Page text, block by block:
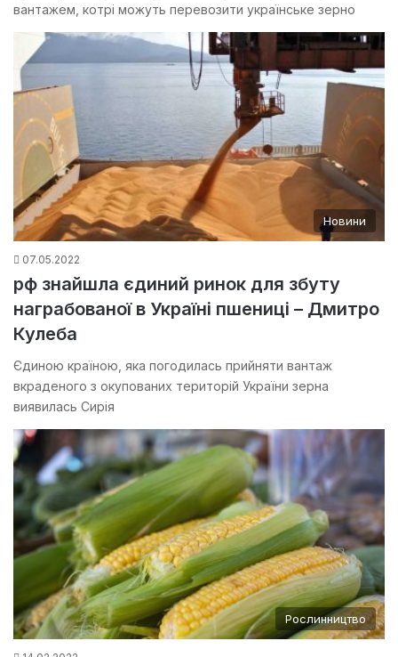
вантажем, котрі можуть перевозити українське зерно
Новини
07.05.2022
рф знайшла єдиний ринок для збуту
награбованої в Україні пшениці – Дмитро
Кулеба
Єдиною країною, яка погодилась прийняти вантаж
вкраденого з окупованих територій України зерна
виявилась Сирія
Рослинництво